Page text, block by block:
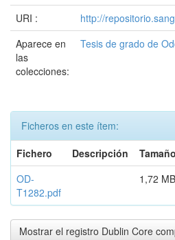
URI :
http://
Aparece en
las
colecciones:
Tesis de grado de
Ficheros en este ítem:
Fichero
Descripción Tamaño
OD-
T1282.pdf
1,72 MB
Mostrar el registro Dublin Core